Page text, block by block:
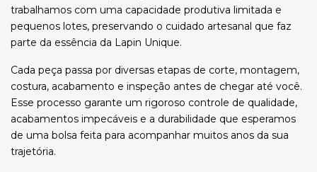
trabalhamos com uma capacidade produtiva limitada e
pequenos lotes, preservando o cuidado artesanal que faz
parte da essência da Lapin Unique.
Cada peça passa por diversas etapas de corte, montagem,
costura, acabamento e inspeção antes de chegar até você.
Esse processo garante um rigoroso controle de qualidade,
acabamentos impecáveis e a durabilidade que esperamos
de uma bolsa feita para acompanhar muitos anos da sua
trajetória.